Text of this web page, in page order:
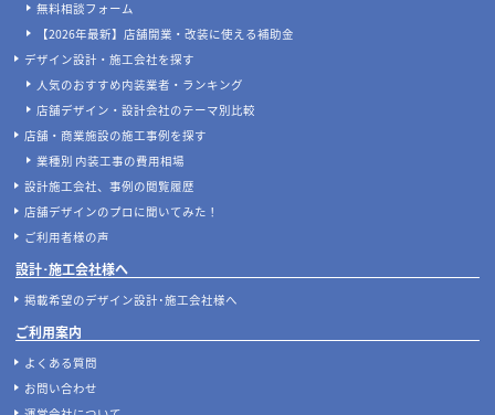
当サイトについて
店舗開業･改装をご検討中の施主様へ
店舗開業･改装をご検討中の方へ
内装の費用相場シミュレーター
デザイン設計・施工会社を探す
人気のおすすめ内装業者・ランキング
店舗デザイン・設計会社のテーマ別比較